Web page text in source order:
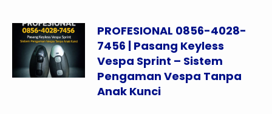
PROFESIONAL 0856-4028-
7456 | Pasang Keyless
Vespa Sprint – Sistem
Pengaman Vespa Tanpa
Anak Kunci